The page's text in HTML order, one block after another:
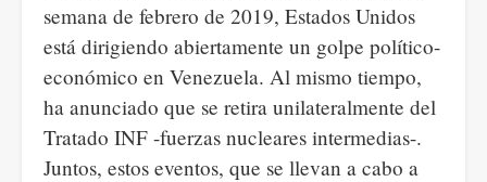
semana de febrero de 2019, Estados Unidos
está dirigiendo abiertamente un golpe político-
económico en Venezuela. Al mismo tiempo,
ha anunciado que se retira unilateralmente del
Tratado INF -fuerzas nucleares intermedias-.
Juntos, estos eventos, que se llevan a cabo a